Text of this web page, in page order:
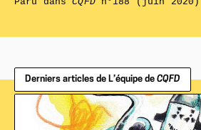
Derniers articles de L’équipe de CQFD